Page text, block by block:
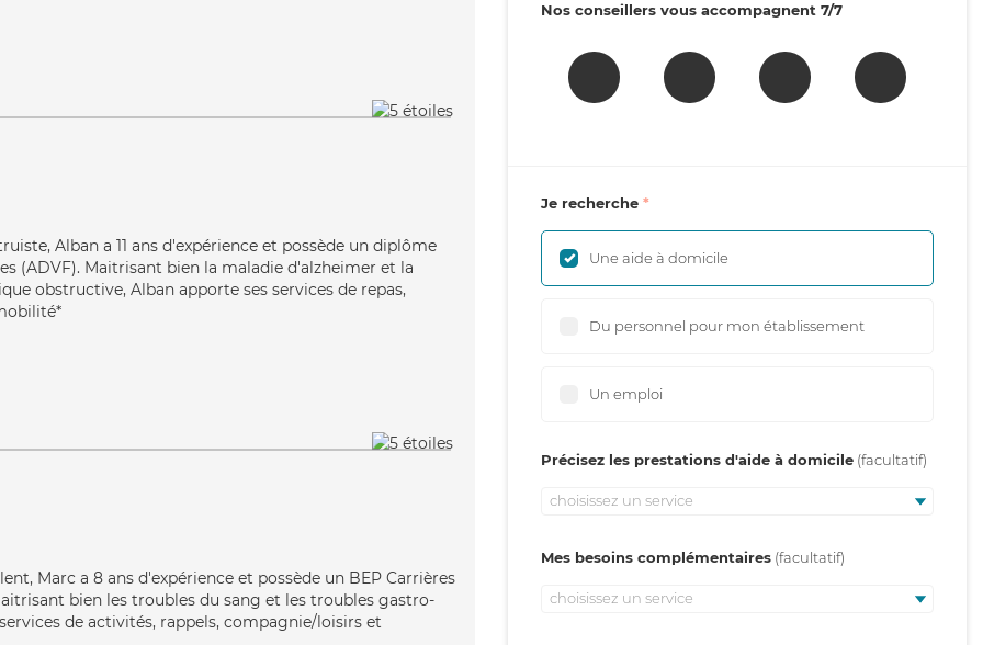
Alban a 11 ans d'expérience et possède un diplôme
(ADVF). Maitrisant bien la maladie d'alzheimer et la
obstructive, Alban apporte ses services de repas,
Marc a 8 ans d'expérience et possède un BEP Carrières
bien les troubles du sang et les troubles gastro-
de activités, rappels, compagnie/loisirs et
Nos conseillers vous accompagnent 7/7
Je recherche
Une aide à domicile
Du personnel pour mon établissement
Un emploi
Précisez les prestations d'aide à domicile
choisissez un service
Mes besoins complémentaires
choisissez un service